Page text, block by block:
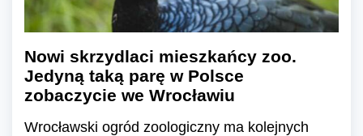
Nowi skrzydlaci mieszkańcy zoo.
Jedyną taką parę w Polsce
zobaczycie we Wrocławiu
Wrocławski ogród zoologiczny ma kolejnych